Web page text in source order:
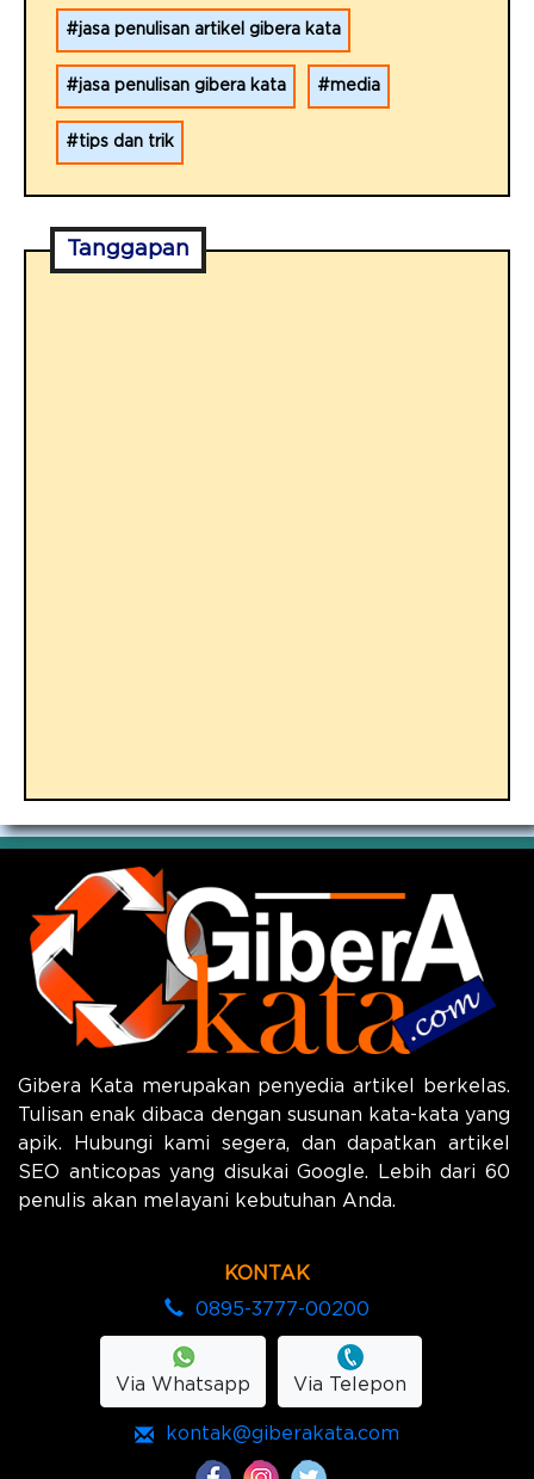
jasa penulisan artikel gibera kata
jasa penulisan gibera kata media
tips dan trik
Tanggapan
Gibera Kata merupakan penyedia artikel berkelas.
Tulisan enak dibaca dengan susunan kata-kata yang
apik. Hubungi kami segera, dan dapatkan artikel
SEO anticopas yang disukai Google. Lebih dari 60
penulis akan melayani kebutuhan Anda.
KONTAK
0895-3777-00200
Via Whatsapp Via Telepon
kontak@giberakata.com